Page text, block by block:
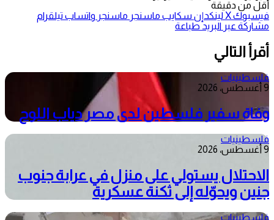
أقل من دقيقة
فيسبوك‫Xلينكدإن سكايب ماسنجر ماسنجر واتساب تيلقرام
مشاركة عبر البريد طباعة
أقرأ التالي
فلسطينيات
9 أغسطس، 2026
وفاة سفير فلسطين لدى مصر دياب اللوح
فلسطينيات
9 أغسطس، 2026
الاحتلال يستولي على منزل في عرابة جنوب
جنين ويحوّله إلى ثكنة عسكرية
فلسطينيات